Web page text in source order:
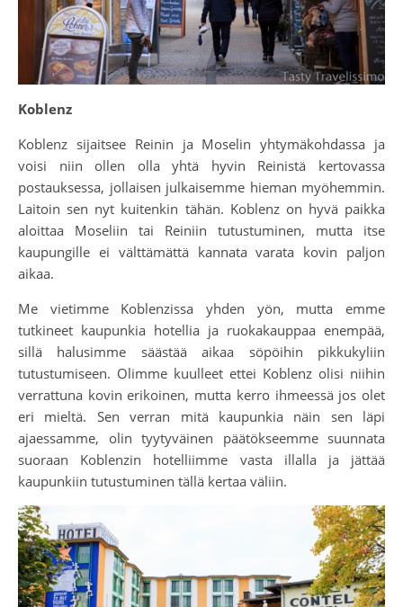
Koblenz
Koblenz sijaitsee Reinin ja Moselin yhtymäkohdassa ja
voisi niin ollen olla yhtä hyvin Reinistä kertovassa
postauksessa, jollaisen julkaisemme hieman myöhemmin.
Laitoin sen nyt kuitenkin tähän. Koblenz on hyvä paikka
aloittaa Moseliin tai Reiniin tutustuminen, mutta itse
kaupungille ei välttämättä kannata varata kovin paljon
aikaa.
Me vietimme Koblenzissa yhden yön, mutta emme
tutkineet kaupunkia hotellia ja ruokakauppaa enempää,
sillä halusimme säästää aikaa söpöihin pikkukyliin
tutustumiseen. Olimme kuulleet ettei Koblenz olisi niihin
verrattuna kovin erikoinen, mutta kerro ihmeessä jos olet
eri mieltä. Sen verran mitä kaupunkia näin sen läpi
ajaessamme, olin tyytyväinen päätökseemme suunnata
suoraan Koblenzin hotelliimme vasta illalla ja jättää
kaupunkiin tutustuminen tällä kertaa väliin.